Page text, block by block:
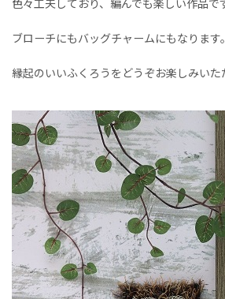
色々工夫しており、編んでも楽しい作品で
ブローチにもバッグチャームにもなります。
縁起のいいふくろうをどうぞお楽しみいた